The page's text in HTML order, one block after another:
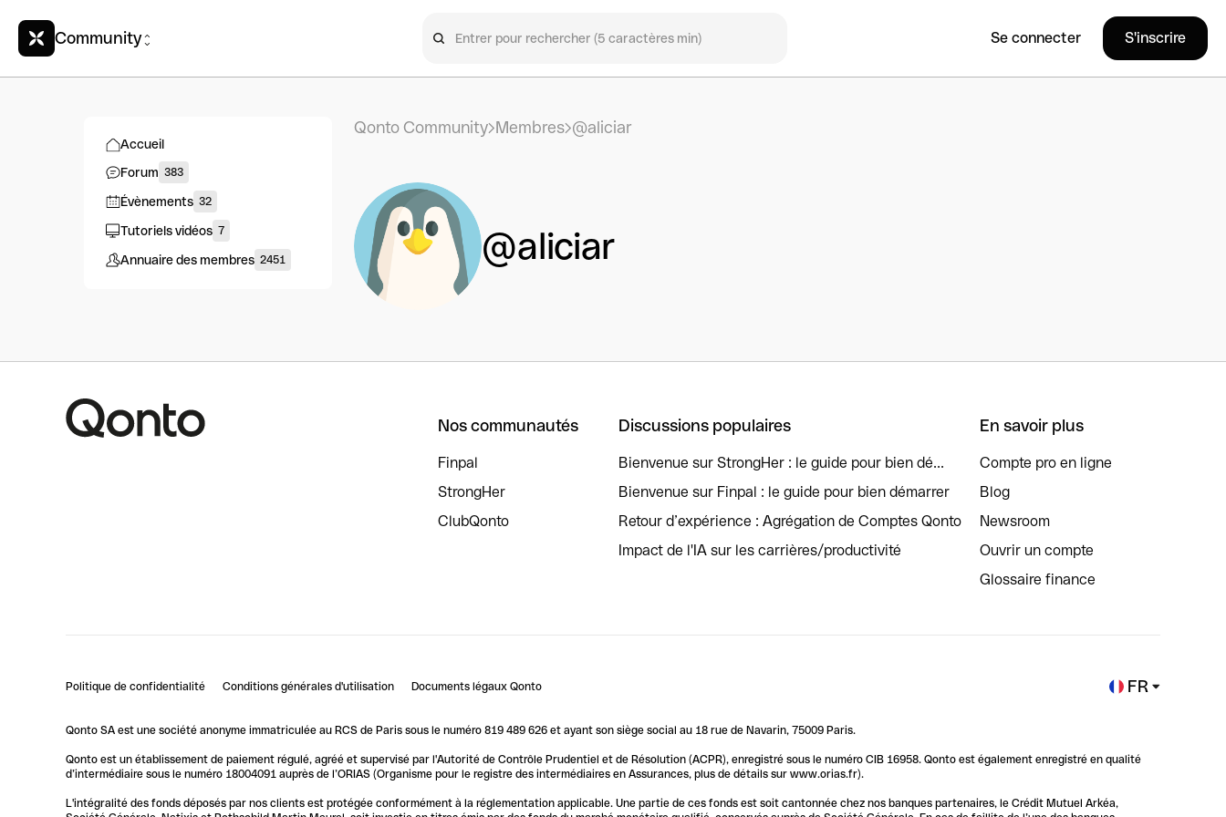
Community Se connecter S'inscrire
Accueil
Forum 383
Évènements 32
Tutoriels vidéos 7
Annuaire des membres 2451
Qonto Community Membres @aliciar
@aliciar
Nos communautés
Finpal
StrongHer
ClubQonto
Discussions populaires
Bienvenue sur StrongHer : le guide pour bien dé...
Bienvenue sur Finpal : le guide pour bien démarrer
Retour d’expérience : Agrégation de Comptes Qonto
Impact de l'IA sur les carrières/productivité
En savoir plus
Compte pro en ligne
Blog
Newsroom
Ouvrir un compte
Glossaire finance
Politique de confidentialité Conditions générales d'utilisation Documents légaux Qonto FR
Qonto SA est une société anonyme immatriculée au RCS de Paris sous le numéro 819 489 626 et ayant son siège social au 18 rue de Navarin, 75009 Paris.
Qonto est un établissement de paiement régulé, agréé et supervisé par l'Autorité de Contrôle Prudentiel et de Résolution (ACPR), enregistré sous le numéro CIB 16958. Qonto est également enregistré en qualité
d’intermédiaire sous le numéro 18004091 auprès de l’ORIAS (Organisme pour le registre des intermédiaires en Assurances, plus de détails sur www.orias.fr).
L'intégralité des fonds déposés par nos clients est protégée conformément à la réglementation applicable. Une partie de ces fonds est soit cantonnée chez nos banques partenaires, le Crédit Mutuel Arkéa,